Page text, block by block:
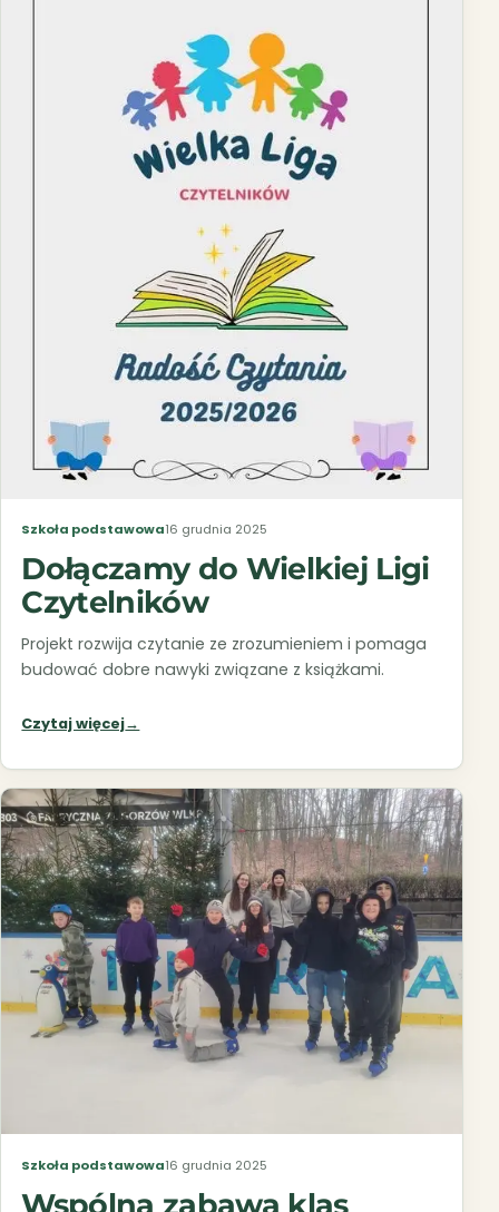
Szkoła podstawowa16 grudnia 2025
Dołączamy do Wielkiej Ligi
Czytelników
Projekt rozwija czytanie ze zrozumieniem i pomaga
budować dobre nawyki związane z książkami.
Czytaj więcej→
Szkoła podstawowa16 grudnia 2025
Wspólna zabawa klas